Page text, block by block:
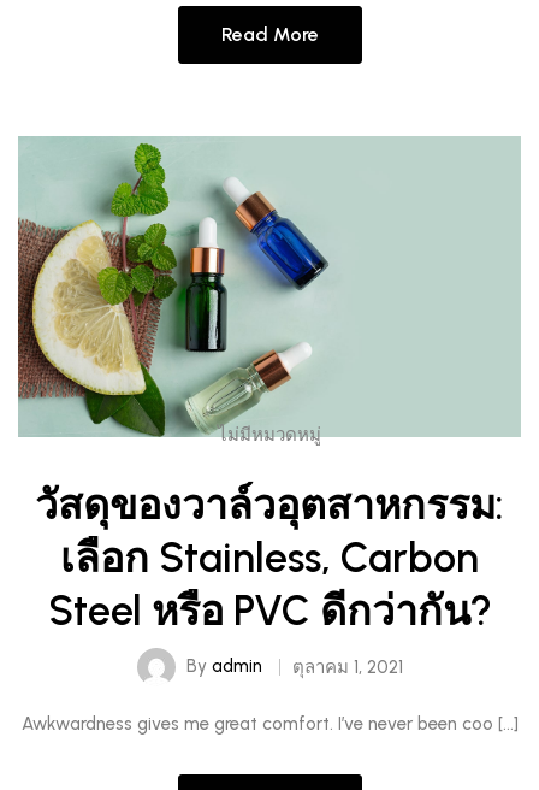
Read More
ไม่มีหมวดหมู่
วัสดุของวาล์วอุตสาหกรรม:
เลือก Stainless, Carbon
Steel หรือ PVC ดีกว่ากัน?
By admin ตุลาคม 1, 2021
Awkwardness gives me great comfort. I’ve never been coo […]